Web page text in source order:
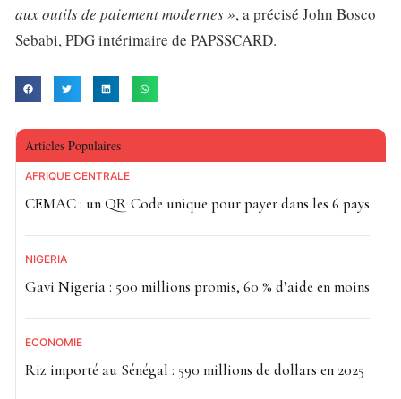
aux outils de paiement modernes », a précisé John Bosco
Sebabi, PDG intérimaire de PAPSSCARD.
Articles Populaires
AFRIQUE CENTRALE
CEMAC : un QR Code unique pour payer dans les 6 pays
NIGÉRIA
Gavi Nigeria : 500 millions promis, 60 % d’aide en moins
ECONOMIE
Riz importé au Sénégal : 590 millions de dollars en 2025